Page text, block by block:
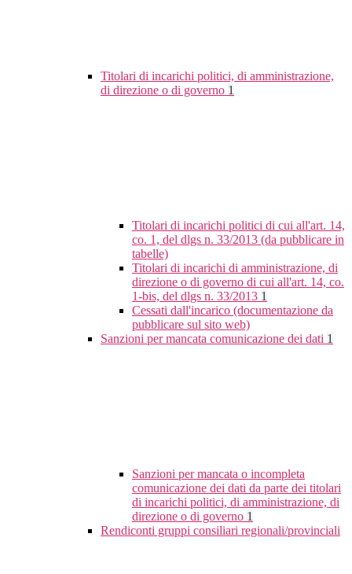
Titolari di incarichi politici, di amministrazione,
di direzione o di governo 1
Titolari di incarichi politici di cui all'art. 14,
co. 1, del dlgs n. 33/2013 (da pubblicare in
tabelle)
Titolari di incarichi di amministrazione, di
direzione o di governo di cui all'art. 14, co.
1-bis, del dlgs n. 33/2013 1
Cessati dall'incarico (documentazione da
pubblicare sul sito web)
Sanzioni per mancata comunicazione dei dati 1
Sanzioni per mancata o incompleta
comunicazione dei dati da parte dei titolari
di incarichi politici, di amministrazione, di
direzione o di governo 1
Rendiconti gruppi consiliari regionali/provinciali